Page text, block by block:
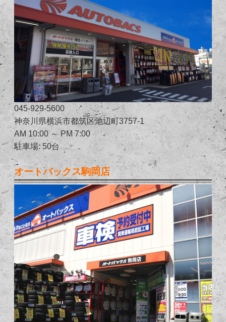
045-929-5600
神奈川県横浜市都筑区池辺町3757-1
AM 10:00 ～ PM 7:00
駐車場: 50台
オートバックス駒岡店